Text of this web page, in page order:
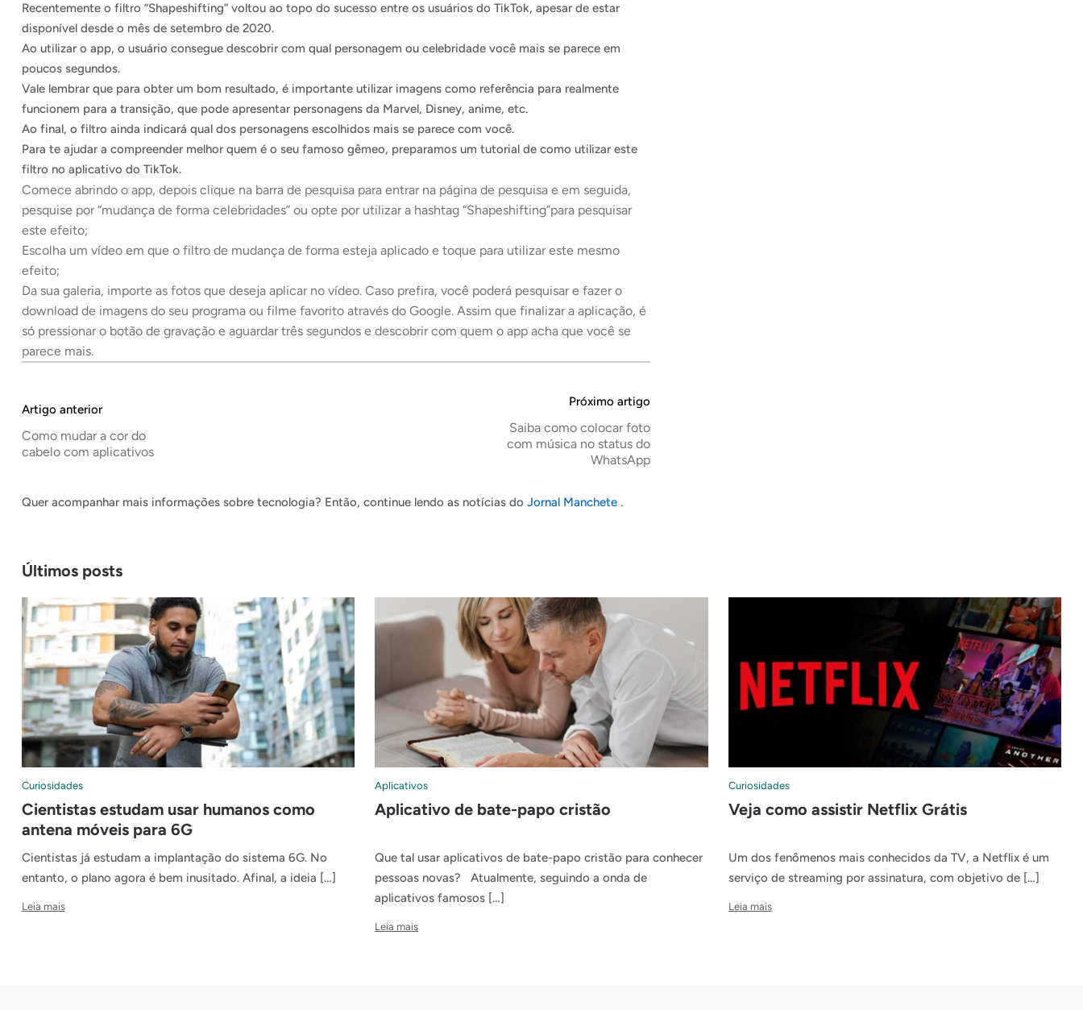
Recentemente o filtro “Shapeshifting” voltou ao topo do sucesso entre os usuários do TikTok, apesar de estar
disponível desde o mês de setembro de 2020.
Ao utilizar o app, o usuário consegue descobrir com qual personagem ou celebridade você mais se parece em
poucos segundos.
Vale lembrar que para obter um bom resultado, é importante utilizar imagens como referência para realmente
funcionem para a transição, que pode apresentar personagens da Marvel, Disney, anime, etc.
Ao final, o filtro ainda indicará qual dos personagens escolhidos mais se parece com você.
Para te ajudar a compreender melhor quem é o seu famoso gêmeo, preparamos um tutorial de como utilizar este
filtro no aplicativo do TikTok.
Comece abrindo o app, depois clique na barra de pesquisa para entrar na página de pesquisa e em seguida,
pesquise por “mudança de forma celebridades” ou opte por utilizar a hashtag “Shapeshifting”para pesquisar
este efeito;
Escolha um vídeo em que o filtro de mudança de forma esteja aplicado e toque para utilizar este mesmo
efeito;
Da sua galeria, importe as fotos que deseja aplicar no vídeo. Caso prefira, você poderá pesquisar e fazer o
download de imagens do seu programa ou filme favorito através do Google. Assim que finalizar a aplicação, é
só pressionar o botão de gravação e aguardar três segundos e descobrir com quem o app acha que você se
parece mais.
Artigo anterior
Como mudar a cor do
cabelo com aplicativos
Próximo artigo
Saiba como colocar foto
com música no status do
WhatsApp
Quer acompanhar mais informações sobre tecnologia? Então, continue lendo as notícias do Jornal Manchete .
Últimos posts
Curiosidades
Cientistas estudam usar humanos como
antena móveis para 6G
Cientistas já estudam a implantação do sistema 6G. No
entanto, o plano agora é bem inusitado. Afinal, a ideia […]
Leia mais
Aplicativos
Aplicativo de bate-papo cristão
Que tal usar aplicativos de bate-papo cristão para conhecer
pessoas novas? Atualmente, seguindo a onda de
aplicativos famosos […]
Leia mais
Curiosidades
Veja como assistir Netflix Grátis
Um dos fenômenos mais conhecidos da TV, a Netflix é um
serviço de streaming por assinatura, com objetivo de […]
Leia mais